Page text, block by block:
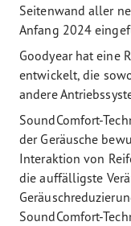
Seitenwand aller
Anfang 2024
Goodyear hat eine
entwickelt, die
andere
SoundComfort-
der Geräusche
Interaktion von
die auffälligste
SoundComfort-